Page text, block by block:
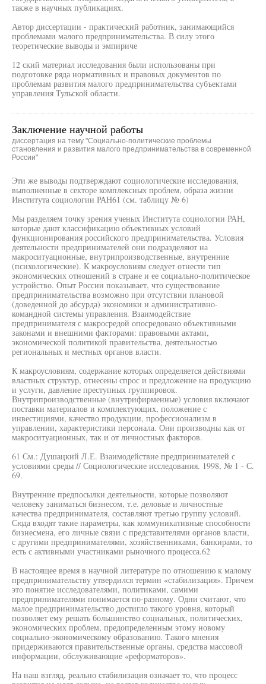
также в научных публикациях.
Автор диссертации - практический работник, занимающийся
проблемами малого предпринимательства. В силу этого
теоретические выводы и эмпириче
12 ский материал исследования были использованы при
подготовке ряда нормативных и правовых документов по
проблемам развития малого предпринимательства субъектами
управления Тульской области.
Заключение научной работы
диссертация на тему "Социально-политические проблемы
становления и развития малого предпринимательства в современной
России"
Эти же выводы подтверждают социологические исследования,
выполненные в секторе комплексных проблем, образа жизни
Института социологии РАН61 (см. таблицу № 6)
Мы разделяем точку зрения ученых Института социологии РАН,
которые дают классификацию объективных условий
функционирования российского предпринимательства. Условия
деятельности предпринимателей они подразделяют на
макроситуационные, внутрипроизводственные, внутренние
(психологические). К макроусловиям следует отнести тип
экономических отношений в стране и ее социально-политическое
устройство. Опыт России показывает, что существование
предпринимательства возможно при отсутствии плановой
(доведенной до абсурда) экономики и административно-
командной системы управления. Взаимодействие
предпринимателя с макросредой опосредовано объективными
законами и внешними факторами: правовыми актами,
экономической политикой правительства, деятельностью
региональных и местных органов власти.
К макроусловиям, содержание которых определяется действиями
властных структур, отнесены спрос и предложение на продукцию
и услуги, давление преступных группировок.
Внутрипроизводственные (внутрифирменные) условия включают
поставки материалов и комплектующих, положение с
инвестициями, качество продукции, профессионализм в
управлении, характеристики персонала. Они производны как от
макроситуационных, так и от личностных факторов.
61 См.: Душацкий Л.Е. Взаимодействие предпринимателей с
условиями среды // Социологические исследования. 1998, № 1 - С.
69.
Внутренние предпосылки деятельности, которые позволяют
человеку заниматься бизнесом, т.е. деловые и личностные
качества предпринимателя, составляют третью группу условий.
Сюда входят такие параметры, как коммуникативные способности
бизнесмена, его личные связи с представителями органов власти,
с другими предпринимателями, хозяйственниками, банкирами, то
есть с активными участниками рыночного процесса.62
В настоящее время в научной литературе по отношению к малому
предпринимательству утвердился термин «стабилизация». Причем
это понятие исследователями, политиками, самими
предпринимателями понимается по-разному. Одни считают, что
малое предпринимательство достигло такого уровня, который
позволяет ему решать большинство социальных, политических,
экономических проблем, предопределенным этому новому
социально-экономическому образованию. Такого мнения
придерживаются правительственные органы, средства массовой
информации, обслуживающие «реформаторов».
На наш взгляд, реально стабилизация означает то, что процесс